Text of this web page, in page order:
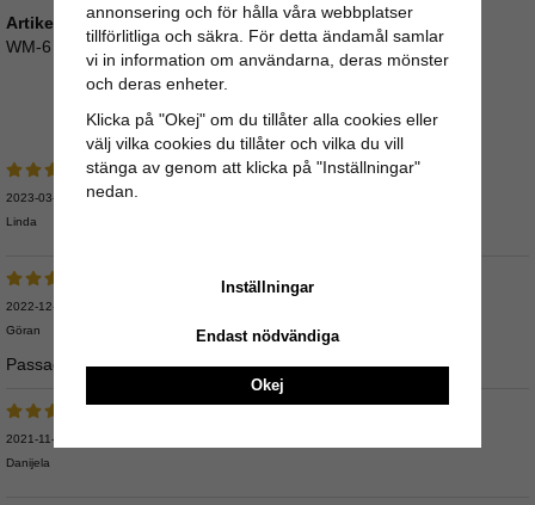
Artikelnummer:
WM-6
Medelbetyg /5 baserat på st röster.
2023-03-01
Linda
2022-12-23
Göran
Passade perfekt på vår svarta garderobsdörr
2021-11-05
Danijela
annonsering och för hålla våra webbplatser
tillförlitliga och säkra. För detta ändamål samlar
vi in information om användarna, deras mönster
och deras enheter.
Klicka på "Okej" om du tillåter alla cookies eller
välj vilka cookies du tillåter och vilka du vill
stänga av genom att klicka på "Inställningar"
nedan.
Inställningar
Endast nödvändiga
Okej